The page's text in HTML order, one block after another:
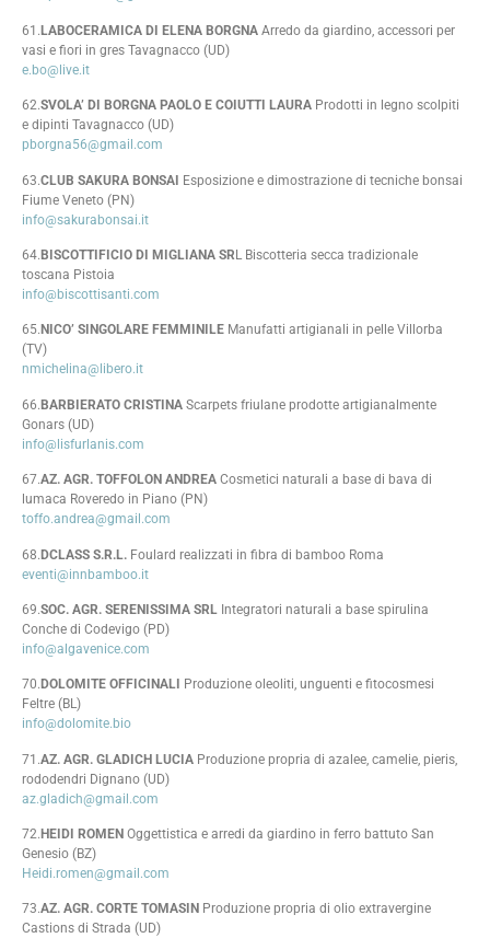
61.LABOCERAMICA DI ELENA BORGNA Arredo da giardino, accessori per
vasi e fiori in gres Tavagnacco (UD)
e.bo@live.it
62.SVOLA’ DI BORGNA PAOLO E COIUTTI LAURA Prodotti in legno scolpiti
e dipinti Tavagnacco (UD)
pborgna56@gmail.com
63.CLUB SAKURA BONSAI Esposizione e dimostrazione di tecniche bonsai
Fiume Veneto (PN)
info@sakurabonsai.it
64. BISCOTTIFICIO DI MIGLIANA SRL Biscotteria secca tradizionale
toscana Pistoia
info@biscottisanti.com
65. NICO’ SINGOLARE FEMMINILE Manufatti artigianali in pelle Villorba
(TV)
nmichelina@libero.it
66.BARBIERATO CRISTINA Scarpets friulane prodotte artigianalmente
Gonars (UD)
info@lisfurlanis.com
67.AZ. AGR. TOFFOLON ANDREA Cosmetici naturali a base di bava di
lumaca Roveredo in Piano (PN)
toffo.andrea@gmail.com
68.DCLASS S.R.L. Foulard realizzati in fibra di bamboo Roma
eventi@innbamboo.it
69.SOC. AGR. SERENISSIMA SRL Integratori naturali a base spirulina
Conche di Codevigo (PD)
info@algavenice.com
70. DOLOMITE OFFICINALI
Produzione oleoliti, unguenti e fitocosmesi
Feltre (BL)
info@dolomite.bio
71.AZ. AGR. GLADICH LUCIA Produzione propria di azalee, camelie, pieris,
rododendri Dignano (UD)
az.gladich@gmail.com
72. HEIDI ROMEN Oggettistica e arredi da giardino in ferro battuto San
Genesio (BZ)
Heidi.romen@gmail.com
73.AZ. AGR. CORTE TOMASIN Produzione propria di olio extravergine
Castions di Strada (UD)